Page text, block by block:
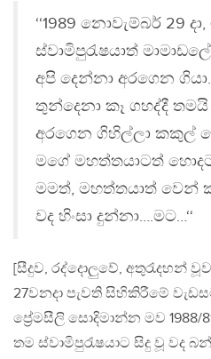
‘‘1989 නොවැම්බර් 29
ස්වාමිපුරැෂයාත්
අපි දෙන්නා අරගෙන
තුන්දෙනා කෑ ගහද්දී
අරගෙන ගිහිල්ලා කකුල්
මගේ මහත්තයාටත්
මමත්, මහත්තයාත් වෙන්
වද හිංසා දුන්නා….මට…‘‘
[සීදුව, රද්දොලුවේ, අතුරැදහන්
27වනදා පැවති සිහිකිරීමේ
ප්‍රේමසීලි සොදිමාන්න මව
තම ස්වාමිපුරැෂයාට සිදු වූ වද